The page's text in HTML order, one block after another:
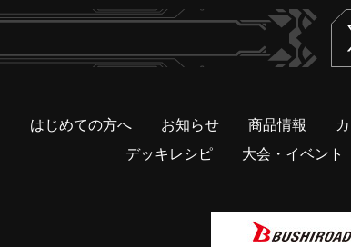
はじめての方へ お知らせ 商品情報
デッキレシピ
大会・イベント